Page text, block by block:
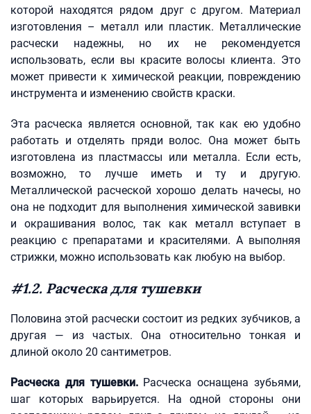
которой находятся рядом друг с другом. Материал
изготовления – металл или пластик. Металлические
расчески надежны, но их не рекомендуется
использовать, если вы красите волосы клиента. Это
может привести к химической реакции, повреждению
инструмента и изменению свойств краски.
Эта расческа является основной, так как ею удобно
работать и отделять пряди волос. Она может быть
изготовлена из пластмассы или металла. Если есть,
возможно, то лучше иметь и ту и другую.
Металлической расческой хорошо делать начесы, но
она не подходит для выполнения химической завивки
и окрашивания волос, так как металл вступает в
реакцию с препаратами и красителями. А выполняя
стрижки, можно использовать как любую на выбор.
#1.2. Расческа для тушевки
Половина этой расчески состоит из редких зубчиков, а
другая — из частых. Она относительно тонкая и
длиной около 20 сантиметров.
Расческа для тушевки.Расческа оснащена зубьями,
шаг которых варьируется. На одной стороны они